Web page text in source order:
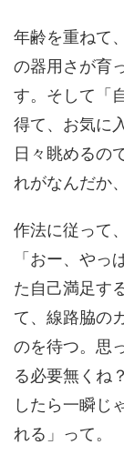
年齢を重ねて
の器用さが育
す。そして「
得て、お気に
日々眺めるの
れがなんだか
作法に従って
「おー、やっ
た自己満足す
て、線路脇の
のを待つ。思
る必要無くね
したら一瞬じ
れる」って。